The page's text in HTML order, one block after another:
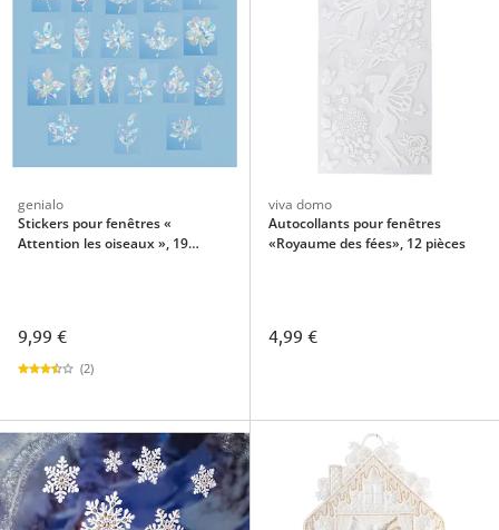
genialo
Stickers pour fenêtres «
Attention les oiseaux », 19
9,99 €
(2)
viva domo
Autocollants pour fenêtres
«Royaume des fées», 12 pièces
4,99 €